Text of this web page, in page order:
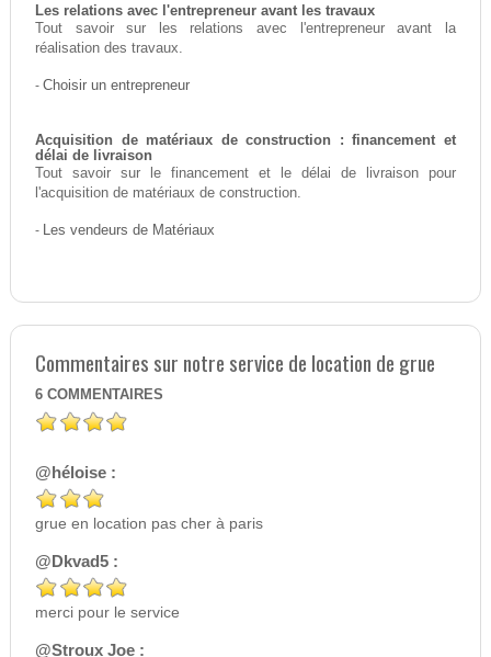
Les relations avec l'entrepreneur avant les travaux
Tout savoir sur les relations avec l'entrepreneur avant la
réalisation des travaux.
- Choisir un entrepreneur
Acquisition de matériaux de construction : financement et
délai de livraison
Tout savoir sur le financement et le délai de livraison pour
l'acquisition de matériaux de construction.
- Les vendeurs de Matériaux
Commentaires sur notre service de location de grue
6 COMMENTAIRES
@héloise :
grue en location pas cher à paris
@Dkvad5 :
merci pour le service
@Stroux Joe :